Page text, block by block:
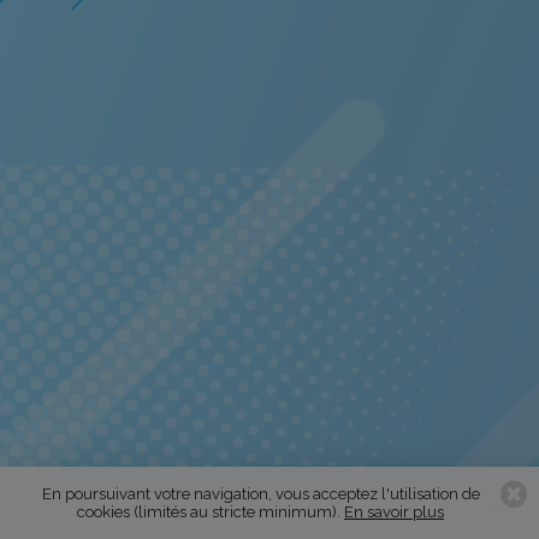
En poursuivant votre navigation, vous acceptez l'utilisation de
cookies (limités au stricte minimum). En savoir plus